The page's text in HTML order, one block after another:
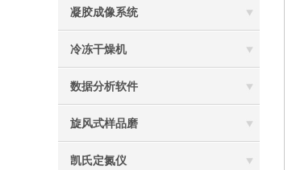
凝胶成像系统
冷冻干燥机
数据分析软件
旋风式样品磨
凯氏定氮仪